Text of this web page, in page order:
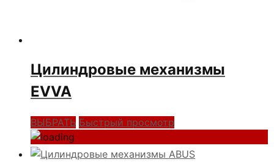
Цилиндровые механизмы
EVVA
ВЫБРАТЬ Быстрый просмотр